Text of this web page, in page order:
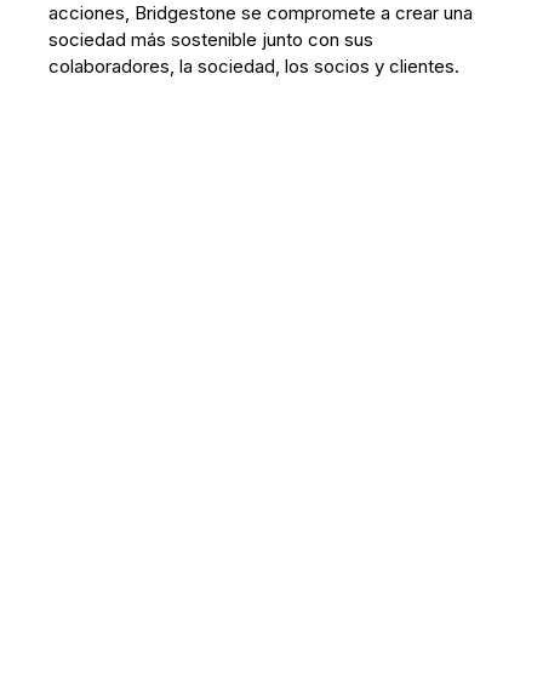
acciones, Bridgestone se compromete a crear una
sociedad más sostenible junto con sus
colaboradores, la sociedad, los socios y clientes.